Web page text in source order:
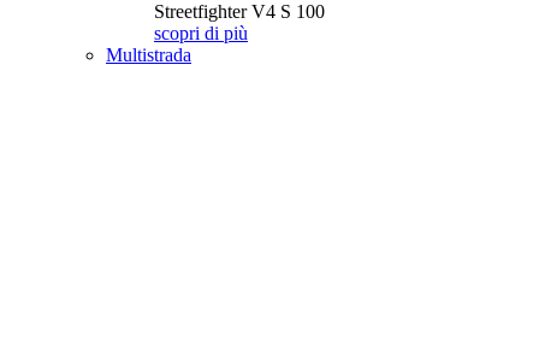
Streetfighter V4 S 100
scopri di più
Multistrada